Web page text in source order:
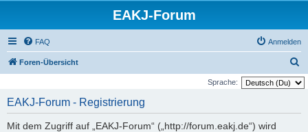
EAKJ-Forum
FAQ Anmelden
Foren-Übersicht
u
Sprache:
EAKJ-Forum - Registrierung
Mit dem Zugriff auf „EAKJ-Forum“ („http://forum.eakj.de“) wird